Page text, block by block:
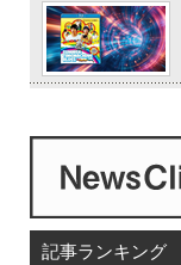
記事ランキング